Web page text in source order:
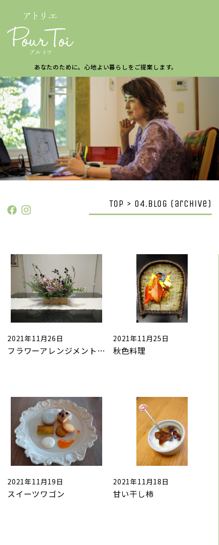
あなたのために。心地よい暮らしをご提案します。
TOP > 04.BLOG (archive)
2021年11月26日
フラワーアレンジメント 練習中
2021年11月25日
秋色料理
2021年11月19日
スイーツワゴン
2021年11月18日
甘い干し柿